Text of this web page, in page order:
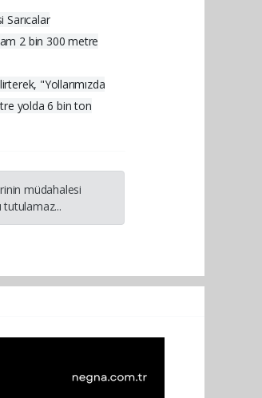
Sarıcalar
2 bin 300 metre
"Yollarımızda
yolda 6 bin ton
müdahalesi